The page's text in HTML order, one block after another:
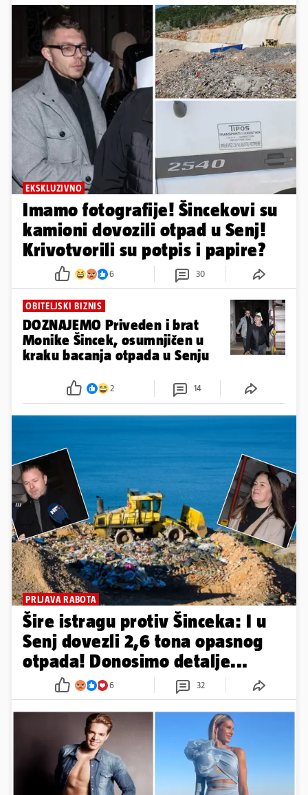
EKSKLUZIVNO
Imamo fotografije! Šincekovi su
kamioni dovozili otpad u Senj!
Krivotvorili su potpis i papire?
6 30
OBITELJSKI BIZNIS
DOZNAJEMO Priveden i brat
Monike Šincek, osumnjičen u
kraku bacanja otpada u Senju
2 14
PRLJAVA RABOTA
Šire istragu protiv Šinceka: I u
Senj dovezli 2,6 tona opasnog
otpada! Donosimo detalje...
6 32